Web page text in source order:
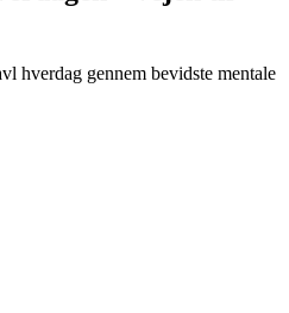
hverdag gennem bevidste mentale